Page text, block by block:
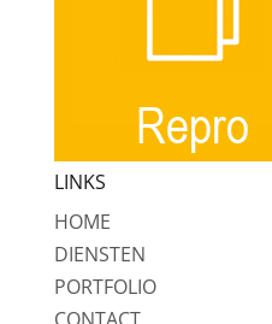
LINKS
HOME
DIENSTEN
PORTFOLIO